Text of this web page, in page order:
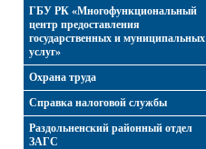
ГБУ РК «Многофункциональный
центр предоставления
государственных и муниципальных
услуг»
Охрана труда
Справка налоговой службы
Раздольненский районный отдел
ЗАГС